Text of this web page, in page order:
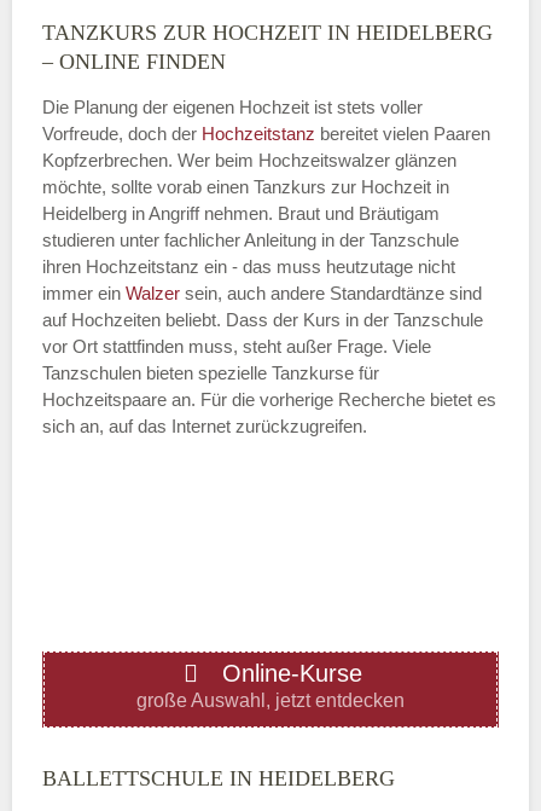
Montag
—
ÖFFNUNGSZEITEN HINZUFÜGEN
Dienstag
—
ÖFFNUNGSZEITEN HINZUFÜGEN
Donnerstag
—
TANZKURS ZUR HOCHZEIT IN HEIDELBERG
– ONLINE FINDEN
Die Planung der eigenen Hochzeit ist stets voller
Vorfreude, doch der Hochzeitstanz bereitet vielen Paaren
Kopfzerbrechen. Wer beim Hochzeitswalzer glänzen
möchte, sollte vorab einen Tanzkurs zur Hochzeit in
Heidelberg in Angriff nehmen. Braut und Bräutigam
studieren unter fachlicher Anleitung in der Tanzschule
ihren Hochzeitstanz ein - das muss heutzutage nicht
immer ein Walzer sein, auch andere Standardtänze sind
auf Hochzeiten beliebt. Dass der Kurs in der Tanzschule
vor Ort stattfinden muss, steht außer Frage. Viele
Tanzschulen bieten spezielle Tanzkurse für
Hochzeitspaare an. Für die vorherige Recherche bietet es
sich an, auf das Internet zurückzugreifen.
Online-Kurse
große Auswahl, jetzt entdecken
BALLETTSCHULE IN HEIDELBERG